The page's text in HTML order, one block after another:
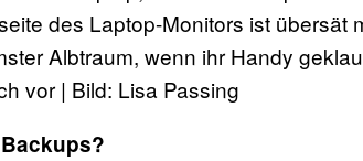
Albtraum, wenn ihr Handy
vor | Bild: Lisa Passing